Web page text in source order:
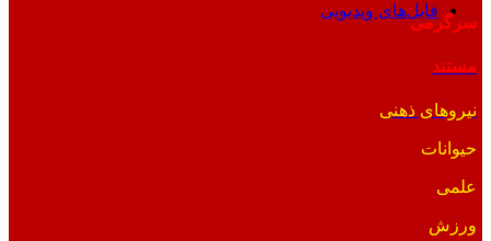
فایل‌های ویدیویی
سرگرمی
مستند
نیروهای ذهنی
حیوانات
علمی
ورزش